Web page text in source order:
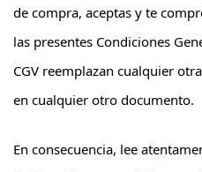
de compra, aceptas y te
las presentes Condiciones
CGV reemplazan cualquier
en cualquier otro documento.
En consecuencia, lee